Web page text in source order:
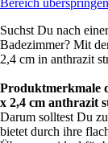
Bereich überspringen
Suchst Du nach
Badezimmer? Mit
2,4 cm in anthrazit
Produktmerkmale
x 2,4 cm anthrazit
Darum solltest Du
bietet durch ihre